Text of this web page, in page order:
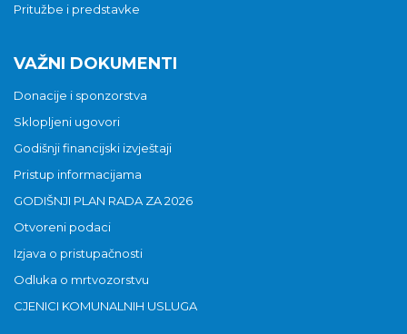
Pritužbe i predstavke
VAŽNI DOKUMENTI
Donacije i sponzorstva
Sklopljeni ugovori
Godišnji financijski izvještaji
Pristup informacijama
GODIŠNJI PLAN RADA ZA 2026
Otvoreni podaci
Izjava o pristupačnosti
Odluka o mrtvozorstvu
CJENICI KOMUNALNIH USLUGA